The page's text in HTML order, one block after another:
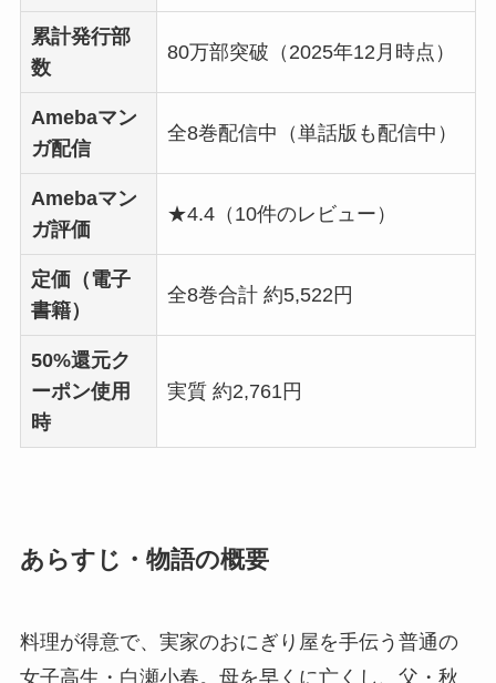
累計発行部
数
80万部突破（2025年12月時点）
Amebaマン
ガ配信
全8巻配信中（単話版も配信中）
Amebaマン
ガ評価
★4.4（10件のレビュー）
定価（電子
書籍）
全8巻合計 約5,522円
50%還元ク
ーポン使用
時
実質 約2,761円
あらすじ・物語の概要
料理が得意で、実家のおにぎり屋を手伝う普通の
女子高生・白瀬小春。母を早くに亡くし、父・秋